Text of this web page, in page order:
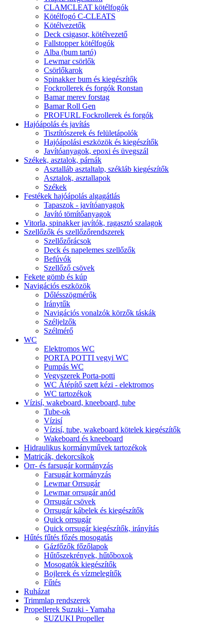
CLAMCLEAT kötélfogók
Kötélfogó C-CLEATS
Kötélvezetők
Deck csigasor, kötélvezető
Fallstopper kötélfogók
Alba (bum tartó)
Lewmar csörlők
Csörlőkarok
Spinakker bum és kiegészítők
Fockrollerek és forgók Ronstan
Bamar merev forstag
Bamar Roll Gen
PROFURL Fockrollerek és forgók
Hajóápolás és javítás
Tisztítószerek és felületápolók
Hajóápolási eszközök és kiegészítők
Javítóanyagok, epoxi és üvegszál
Székek, asztalok, párnák
Asztalláb asztaltalp, székláb kiegészítők
Asztalok, asztallapok
Székek
Festékek hajóápolás algagátlás
Tapaszok - javítóanyagok
Javító tömítőanyagok
Vitorla, spinakker javítók, ragasztó szalagok
Szellőzők és szellőzőrendszerek
Szellőzőrácsok
Deck és napelemes szellőzők
Befúvók
Szellőző csövek
Fekete gömb és kúp
Navigációs eszközök
Dőlésszögmérők
Iránytűk
Navigációs vonalzók körzők táskák
Széljelzők
Szélmérő
WC
Elektromos WC
PORTA POTTI vegyi WC
Pumpás WC
Vegyszerek Porta-potti
WC Átépítő szett kézi - elektromos
WC tartozékok
Vízisí, wakeboard, kneeboard, tube
Tube-ok
Vízisí
Vízisí, tube, wakeboard kötelek kiegészítők
Wakeboard és kneeboard
Hidraulikus kormányművek tartozékok
Matricák, dekorcsíkok
Orr- és farsugár kormányzás
Farsugár kormányzás
Lewmar Orrsugár
Lewmar orrsugár anód
Orrsugár csövek
Orrsugár kábelek és kiegészítők
Quick orrsugár
Quick orrsugár kiegészítők, irányítás
Hűtés fűtés főzés mosogatás
Gázfőzők főzőlapok
Hűtőszekrények, hűtőboxok
Mosogatók kiegészítők
Bojlerek és vízmelegítők
Fűtés
Ruházat
Trimmlap rendszerek
Propellerek Suzuki - Yamaha
SUZUKI Propeller